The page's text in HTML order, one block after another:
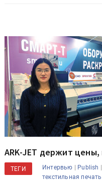
ARK-JET держит
ТЕГИ Интервью | Publish |
текстильная печать